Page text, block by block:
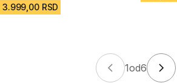
3.999,00 RSD
1od6